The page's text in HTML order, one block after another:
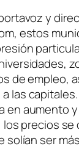
y
estos
de empleo,
las
en aumento
precios se
solían ser